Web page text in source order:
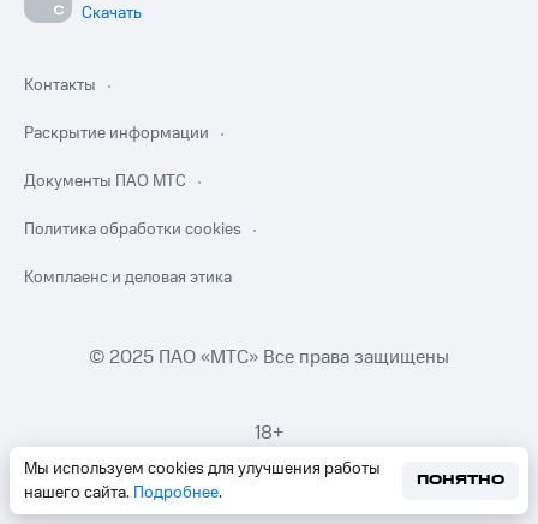
Мы используем cookies для улучшения работы
нашего сайта. Подробнее.
ПОНЯТНО
Скачать
Контакты
Раскрытие информации
Документы ПАО МТС
Политика обработки cookies
Комплаенс и деловая этика
© 2025 ПАО «МТС» Все права защищены
18+